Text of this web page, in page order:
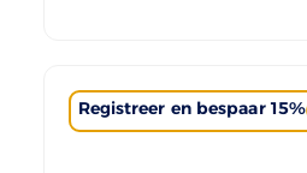
Registreer en bespaar 15%